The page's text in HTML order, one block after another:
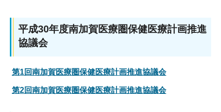
平成30年度南加賀医療圏保健医療計画推進
協議会
第1回南加賀医療圏保健医療計画推進協議会
第2回南加賀医療圏保健医療計画推進協議会